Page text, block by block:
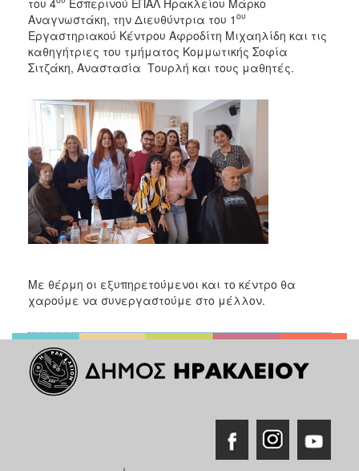
2015
2013
2012
2010
2006
ΤΟΠΟΣ
ΑΝΘΕΚΤΙΚΗ
Αναγνωστάκη, την Διευθύντρια του 1 ου
Εργαστηριακού Κέντρου Αφροδίτη Μιχαηλίδη και τις
καθηγήτριες του τμήματος Κομμωτικής Σοφία
Σιτζάκη, Αναστασία Τουρλή και τους μαθητές.
Με θέρμη οι εξυπηρετούμενοι και το κέντρο θα
χαρούμε να συνεργαστούμε στο μέλλον.